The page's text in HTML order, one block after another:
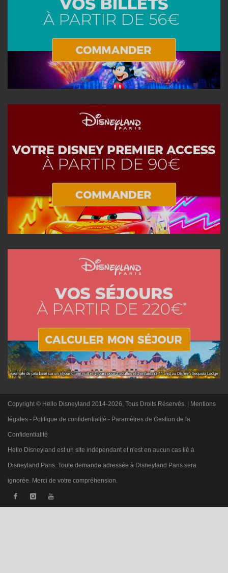
Copyright © Hello Disneyland 2014-2026, Tous Droits Réservés. | Mentions
légales - Politique de confidentialité - Paramètres de Gestion de la
Confidentialité
Hello Disneyland est un site indépendant et n'est en aucun cas lié à
Disneyland Paris. Toute demande adressée à Disneyland Paris sera
ignorée. Merci de votre compréhension.